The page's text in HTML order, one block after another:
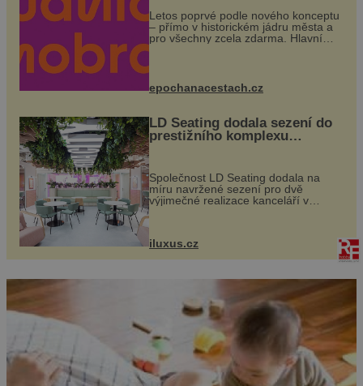
Letos poprvé podle nového konceptu
– přímo v historickém jádru města a
pro všechny zcela zdarma. Hlavní
epochanacestach.cz
LD Seating dodala sezení do
prestižního komplexu
Společnost LD Seating dodala na
míru navržené sezení pro dvě
výjimečné realizace kanceláří v
budov Media...
iluxus.cz